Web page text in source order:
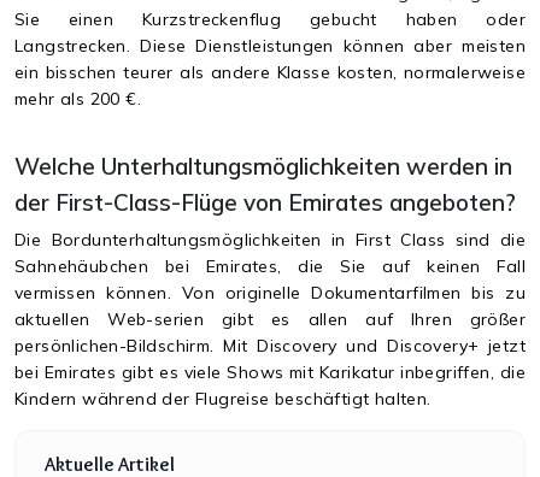
Sie einen Kurzstreckenflug gebucht haben oder
Langstrecken. Diese Dienstleistungen können aber meisten
ein bisschen teurer als andere Klasse kosten, normalerweise
mehr als 200 €.
Welche Unterhaltungsmöglichkeiten werden in
der First-Class-Flüge von Emirates angeboten?
Die Bordunterhaltungsmöglichkeiten in First Class sind die
Sahnehäubchen bei Emirates, die Sie auf keinen Fall
vermissen können. Von originelle Dokumentarfilmen bis zu
aktuellen Web-serien gibt es allen auf Ihren größer
persönlichen-Bildschirm. Mit Discovery und Discovery+ jetzt
bei Emirates gibt es viele Shows mit Karikatur inbegriffen, die
Kindern während der Flugreise beschäftigt halten.
Aktuelle Artikel